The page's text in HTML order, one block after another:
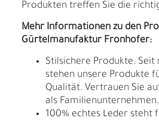
Produkten treffen Sie die
Mehr Informationen zu den
Gürtelmanufaktur Fronhofer:
Stilsichere Produkte. Seit
stehen unsere Produkte
Qualität. Vertrauen Sie
als Familienunternehmen.
100% echtes Leder steht